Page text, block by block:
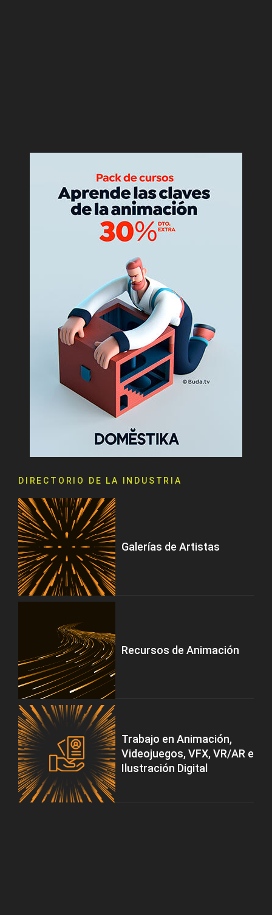
DIRECTORIO DE LA INDUSTRIA
Galerías de Artistas
Recursos de Animación
Trabajo en Animación,
Videojuegos, VFX, VR/AR e
Ilustración Digital